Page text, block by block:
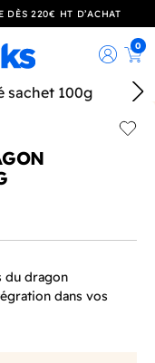
DÈS 220€ HT D’ACHAT
0
du dragon
dans vos